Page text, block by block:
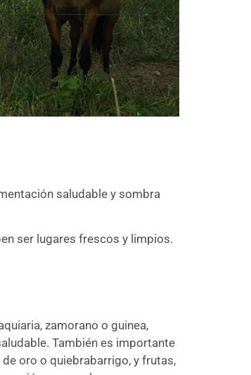
saludable y sombra
ser lugares frescos y limpios.
zamorano o guinea,
También es importante
oro o quiebrabarrigo, y frutas,